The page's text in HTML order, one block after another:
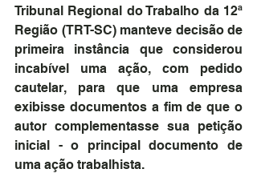
Tribunal Regional do Trabalho da 12ª
Região (TRT-SC) manteve decisão de
primeira instância que considerou
incabível uma ação, com pedido
cautelar, para que uma empresa
exibisse documentos a fim de que o
autor complementasse sua petição
inicial - o principal documento de
uma ação trabalhista.